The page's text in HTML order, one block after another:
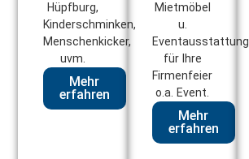
Hüpfburg,
Kinderschminken,
Menschenkicker,
uvm.
Mehr
erfahren
Mietmöbel
u.
Eventausstattung
für Ihre
Firmenfeier
o.a. Event.
Mehr
erfahren